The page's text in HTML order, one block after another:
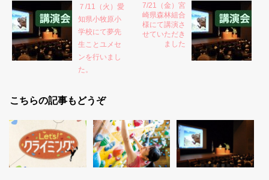
７/11（火）愛
知県小牧原小
学校にて夢先
生ことユメセ
ンを行いまし
た。
7/21（金）宮
崎県森林組合
様にて講演さ
せていただき
ました
こちらの記事もどうぞ